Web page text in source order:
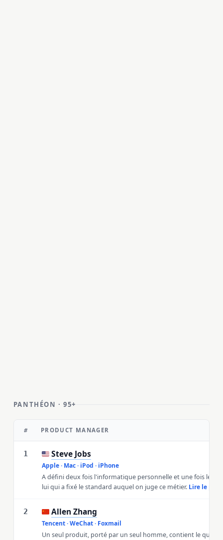
PANTHÉON · 95+
# PRODUCT MANAGER
1 🇺🇸 Steve Jobs
Apple · Mac · iPod · iPhone
A défini deux fois l'informatique personnelle et une fois le
lui qui a fixé le standard auquel on juge ce métier.Lire le
2 🇨🇳 Allen Zhang
Tencent · WeChat · Foxmail
Un seul produit, porté par un seul homme, contient le